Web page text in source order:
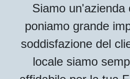
Siamo
poniamo grande
soddisfazione del
locale siamo